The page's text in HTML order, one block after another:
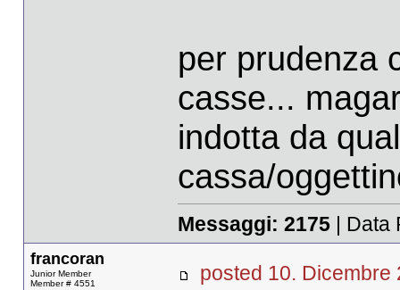
per prudenza
casse...
indotta da
cassa/
Messaggi: 2175| Data
francoran
Junior Member
Member # 4551
posted 10.